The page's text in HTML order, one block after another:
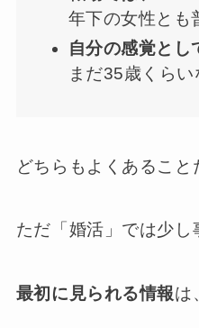
年下の女性とも
自分の感覚とし
まだ35歳くら
どちらもよくあること
ただ「婚活」では少し
最初に見られる情報は